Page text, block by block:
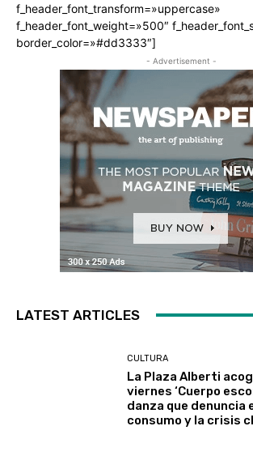
f_header_font_transform=»uppercase»
f_header_font_weight=»500″
border_color=»#dd3333″]
- Advertisement -
LATEST ARTICLES
CULTURA
La Plaza Alberti
viernes ‘Cuerpo
danza que denuncia
consumo y la crisis